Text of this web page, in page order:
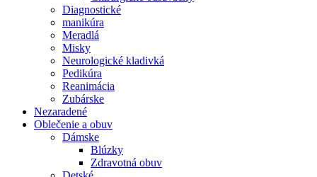
Diagnostické
manikúra
Meradlá
Misky
Neurologické kladivká
Pedikúra
Reanimácia
Zubárske
Nezaradené
Oblečenie a obuv
Dámske
Blúzky
Zdravotná obuv